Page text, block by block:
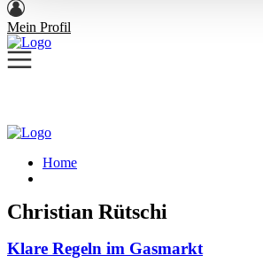
Mein Profil
Home
Christian Rütschi
Klare Regeln im Gasmarkt